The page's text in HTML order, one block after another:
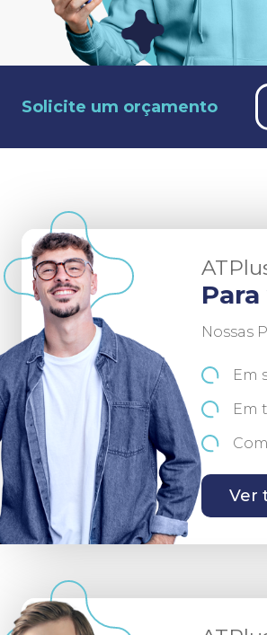
Solicite um orçamento
Nossas
Em
Em
Ver